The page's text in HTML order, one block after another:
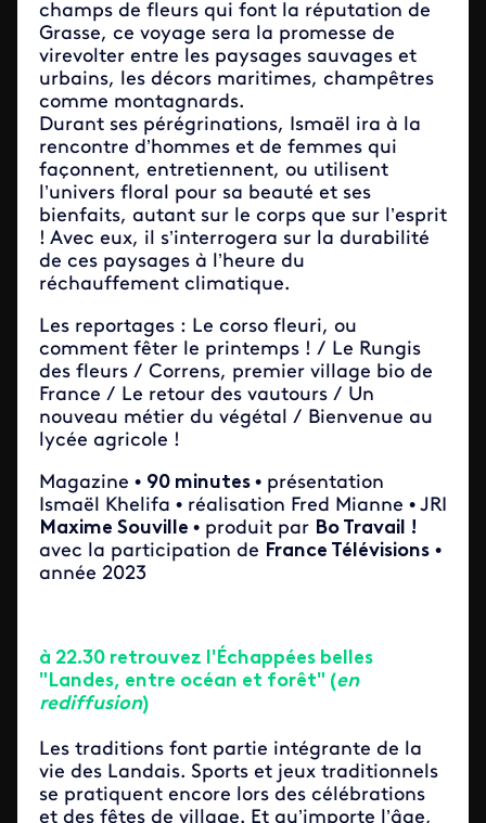
champs de fleurs qui font la réputation de
Grasse, ce voyage sera la promesse de
virevolter entre les paysages sauvages et
urbains, les décors maritimes, champêtres
comme montagnards.
Durant ses pérégrinations, Ismaël ira à la
rencontre d’hommes et de femmes qui
façonnent, entretiennent, ou utilisent
l’univers floral pour sa beauté et ses
bienfaits, autant sur le corps que sur l’esprit
! Avec eux, il s’interrogera sur la durabilité
de ces paysages à l’heure du
réchauffement climatique.
Les reportages : Le corso fleuri, ou
comment fêter le printemps ! / Le Rungis
des fleurs / Correns, premier village bio de
France / Le retour des vautours / Un
nouveau métier du végétal / Bienvenue au
lycée agricole !
Magazine • 90 minutes • présentation
Ismaël Khelifa • réalisation Fred Mianne • JRI
Maxime Souville • produit par Bo Travail !
avec la participation de France Télévisions •
année 2023
à 22.30 retrouvez l'Échappées belles
"Landes, entre océan et forêt" (en
rediffusion)
Les traditions font partie intégrante de la
vie des Landais. Sports et jeux traditionnels
se pratiquent encore lors des célébrations
et des fêtes de village. Et qu’importe l’âge,